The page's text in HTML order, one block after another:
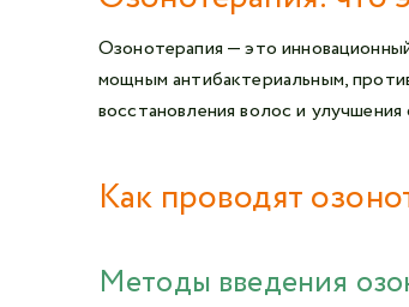
Озонотерапия — это
мощным антибактериальным,
восстановления волос и
Как проводят
Методы введения